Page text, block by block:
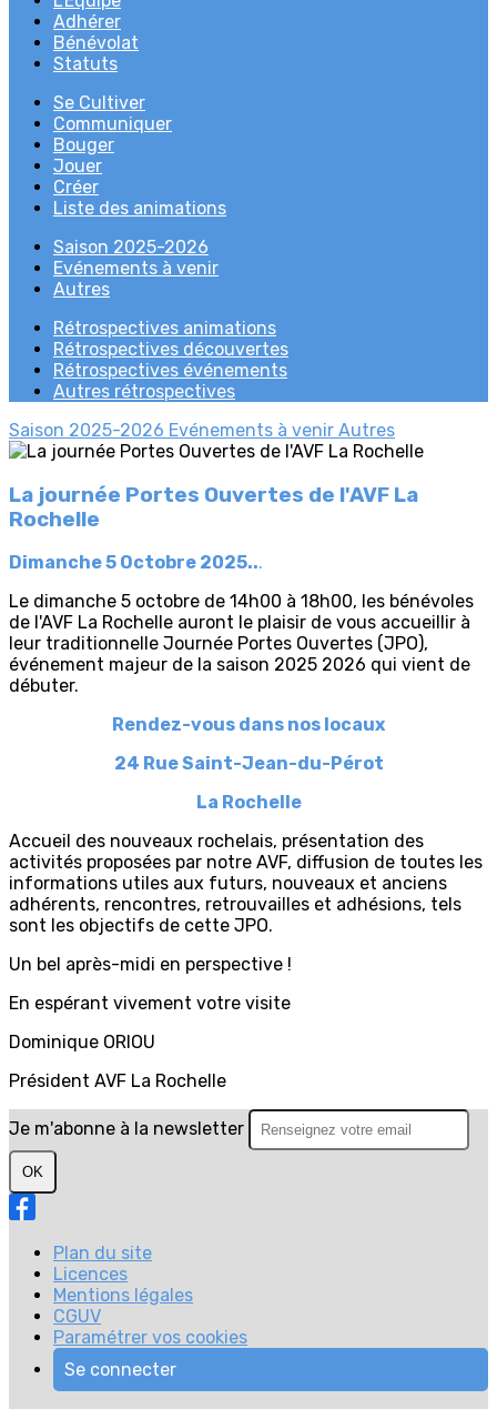
Adhérer
Bénévolat
Statuts
Se Cultiver
Communiquer
Bouger
Jouer
Créer
Liste des animations
Saison 2025-2026
Evénements à venir
Autres
Rétrospectives animations
Rétrospectives découvertes
Rétrospectives événements
Autres rétrospectives
Saison 2025-2026 Evénements à venir Autres
La journée Portes Ouvertes de l'AVF La
Rochelle
Dimanche 5 Octobre 2025...
Le dimanche 5 octobre de 14h00 à 18h00, les bénévoles
de l'AVF La Rochelle auront le plaisir de vous accueillir à
leur traditionnelle Journée Portes Ouvertes (JPO),
événement majeur de la saison 2025 2026 qui vient de
débuter.
Rendez-vous dans nos locaux
24 Rue Saint-Jean-du-Pérot
La Rochelle
Accueil des nouveaux rochelais, présentation des
activités proposées par notre AVF, diffusion de toutes les
informations utiles aux futurs, nouveaux et anciens
adhérents, rencontres, retrouvailles et adhésions, tels
sont les objectifs de cette JPO.
Un bel après-midi en perspective !
En espérant vivement votre visite
Dominique ORIOU
Président AVF La Rochelle
Je m'abonne à la newsletter
OK
Plan du site
Licences
Mentions légales
CGUV
Paramétrer vos cookies
Se connecter